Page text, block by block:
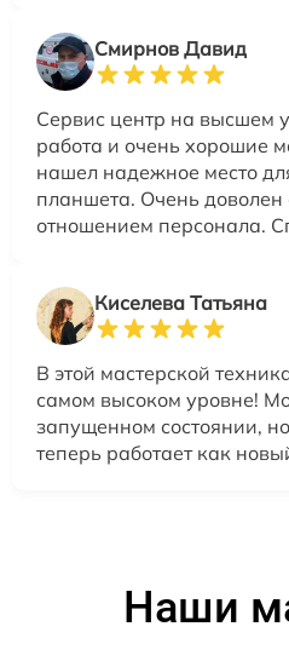
Смирнов Давид
Сервис центр на высшем
работа и очень хорошие
нашел надежное место
планшета. Очень доволен
отношением персонала.
Киселева Татьяна
В этой мастерской
самом высоком уровне!
запущенном состоянии,
теперь работает как
Наши